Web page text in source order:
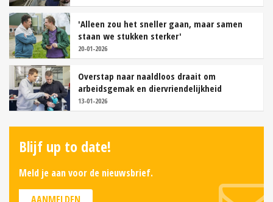
'Alleen zou het sneller gaan, maar samen
staan we stukken sterker'
20-01-2026
Overstap naar naaldloos draait om
arbeidsgemak en diervriendelijkheid
13-01-2026
Blijf up to date!
Meld je aan voor de nieuwsbrief.
AANMELDEN